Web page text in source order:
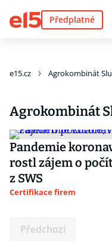
Předplatné
e15.cz Agrokombinát
Agrokombinát
Pandemie
rostl zájem o
z SWS
Certifikace firem
Předchozí